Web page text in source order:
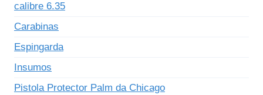
calibre 6.35
Carabinas
Espingarda
Insumos
Pistola Protector Palm da Chicago